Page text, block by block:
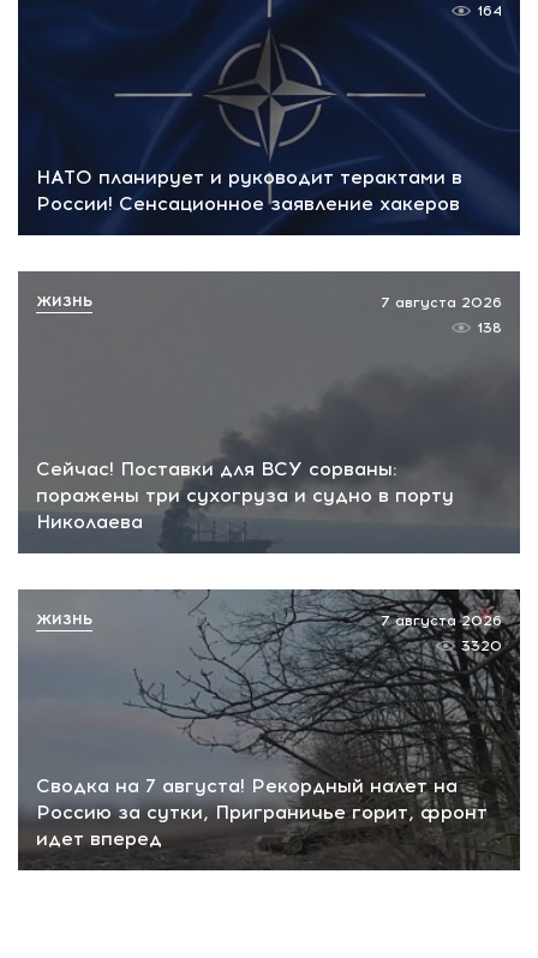
НАТО планирует и руководит терактами в
России! Сенсационное заявление хакеров
164
Сейчас! Поставки для ВСУ сорваны:
поражены три сухогруза и судно в порту
Николаева
7 августа 2026
138
ЖИЗНЬ
Сводка на 7 августа! Рекордный налет на
Россию за сутки, Приграничье горит, фронт
идет вперед
7 августа 2026
3320
ЖИЗНЬ